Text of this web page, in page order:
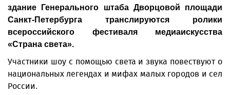
здание Генерального штаба Дворцовой площади
Санкт-Петербурга транслируются ролики
всероссийского фестиваля медиаискусства
«Страна света».
Участники шоу с помощью света и звука повествуют о
национальных легендах и мифах малых городов и сел
России.